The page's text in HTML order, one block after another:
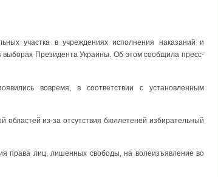
участка в учреждениях исполнения наказаний и
выборах Президента Украины. Об этом сообщила пресс-
вовремя, в соответствии с установленным
областей из-за отсутствия бюллетеней избирательный
права лиц, лишенных свободы, на волеизъявление во